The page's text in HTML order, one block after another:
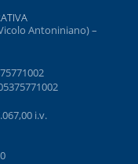
Antoniniano) –
i.v.